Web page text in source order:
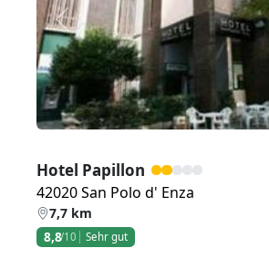
Zurück
Hotel Papillon
42020 San Polo d' Enza
7,7 km
8,8/10 Sehr gut